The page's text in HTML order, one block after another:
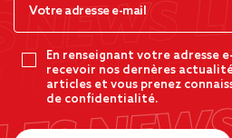
En renseignant votre adresse
recevoir nos dernères
articles et vous prenez
de confidentialité.